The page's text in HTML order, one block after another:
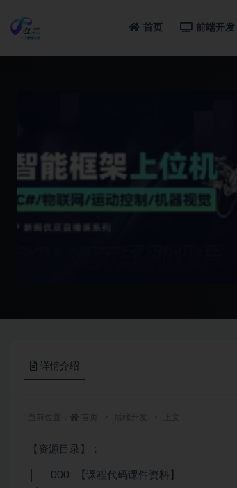
首页 前端开发
详情介绍
【资源目录】：
├──000–【课程代码课件资料】